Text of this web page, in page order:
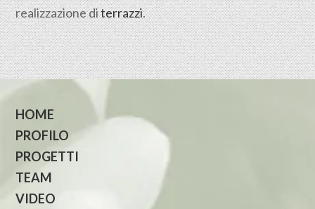
realizzazione diterrazzi.
HOME
PROFILO
PROGETTI
TEAM
VIDEO